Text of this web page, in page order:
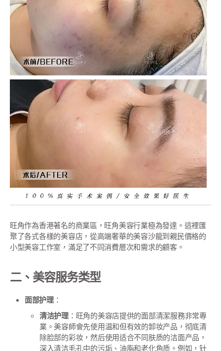
旺角作為香港著名的商業區，旺角美容行業極為發達。這裡匯
聚了各式各樣的美容店，從高端奢華的美容沙龍到親民價格的
小型美容工作室，滿足了不同消費層次和需求的顧客。
二、美容服务类型
面部护理：
清洁护理：旺角的美容店提供的面部清潔服務非常專
業。美容師會先使用温和但有效的卸妆产品，彻底清
除脸部的彩妆，然后使用适合不同肤质的洁面产品，
深入清洁毛孔中的污垢、油脂和老化角质。例如，针